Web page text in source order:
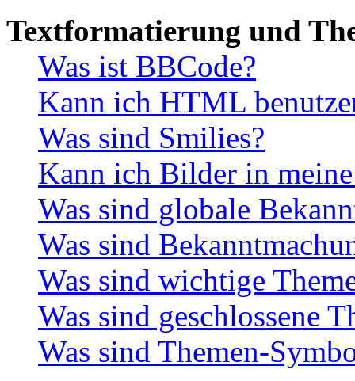
Textformatierung und
Was ist BBCode?
Kann ich HTML
Was sind Smilies?
Kann ich Bilder in
Was sind globale
Was sind
Was sind wichtige
Was sind geschlossene
Was sind Themen-